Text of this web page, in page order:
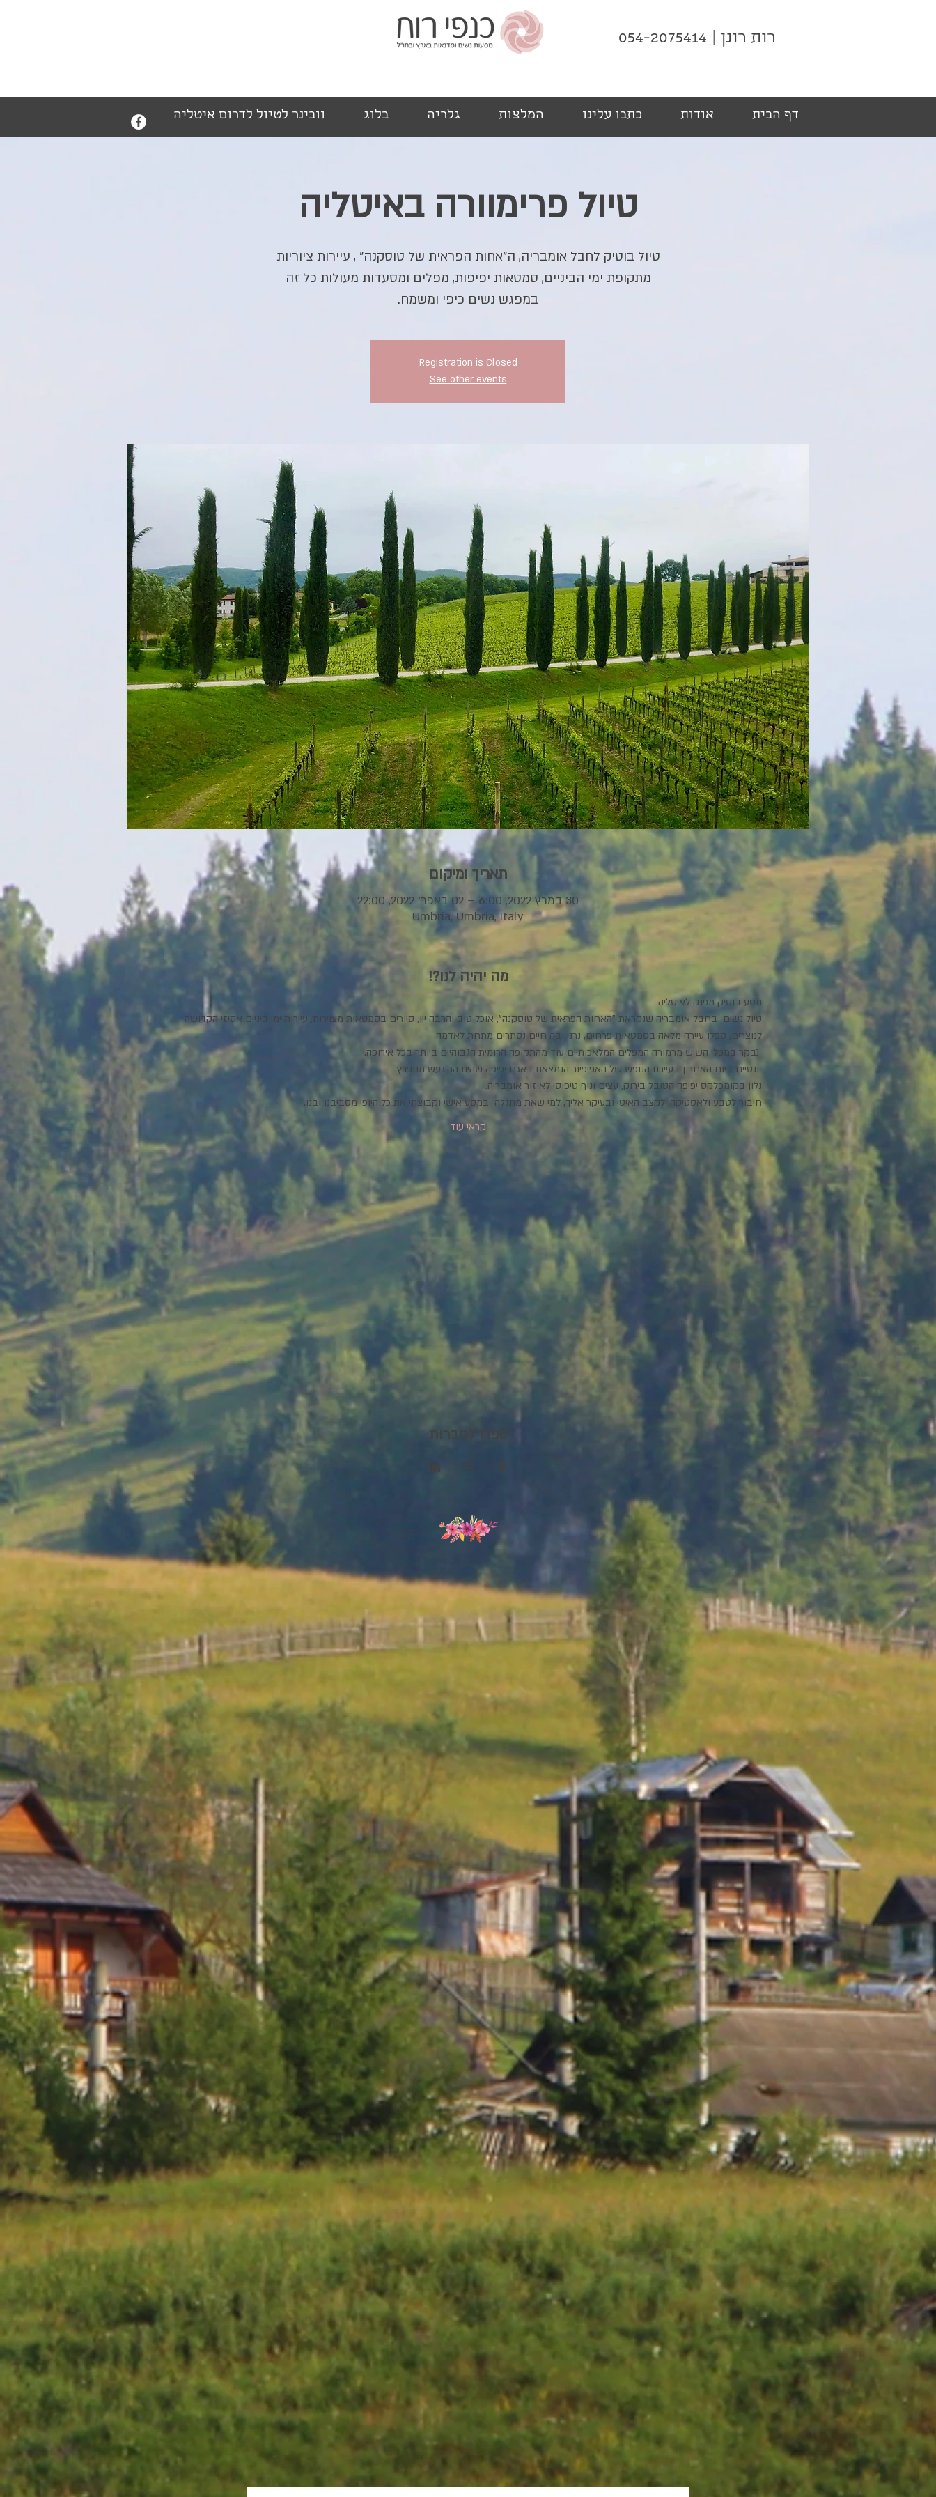
רות רונן | 054-2075414
דף הבית אודות כתבו עלינו המלצות גלריה בלוג וובינר לטיול לדרום איטליה
טיול פרימוורה באיטליה
טיול בוטיק לחבל אומבריה, ה"אחות הפראית של טוסקנה" , עיירות ציוריות
מתקופת ימי הביניים, סמטאות יפיפות, מפלים ומסעדות מעולות כל זה
במפגש נשים כיפי ומשמח.
Registration is Closed
See other events
תאריך ומיקום
30 במרץ 2022, 6:00 – 02 באפר׳ 2022, 22:00
Umbria, Umbria, Italy
מה יהיה לנו?!
מסע בוטיק מפנק לאיטליה
טיול נשים  בחבל אומבריה שנקראת "האחות הפראית של טוסקנה", אוכל טוב והרבה יין, סיורים בסמטאות מצוירות, עיירות ימי ביניים אסיזי הקדושה
לנוצרים, ספלו עיירה מלאה בסמטאות פרחים, נרני  בה חיים נסתרים מתחת לאדמה.
נבקר במפלי השיש מרמורה המפלים המלאכותיים עוד מהתקופה הרומית הגבוהיים ביותר בכל אירופה.
ונסיים ביום האחרון בעיירת הנופש של האפיפיור הנמצאת באגם יפיפה שהינו הר געש מתפרץ.
נלון בקומפלקס יפיפה הטובל בירוק, עצים ונוף טיפוסי לאיזור אומבריה.
חיבור לטבע ולאסטיקה, לקצב האיטי ובעיקר אליך, למי שאת מתגלה  במסע אישי וקבוצתי את כל היופי מסביבנו ובנו.
קראי עוד
ספרו לחברות